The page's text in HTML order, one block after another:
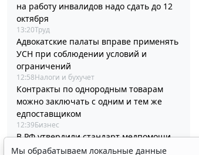
на работу инвалидов надо сдать до 12
октября
13:20Труд
Адвокатские палаты вправе применять
УСН при соблюдении условий и
ограничений
12:58Налоги и бухучет
Контракты по однородным товарам
можно заключать с одним и тем же
едпоставщиком
12:39Бизнес
В РФ утвердили стандарт медпомощи
детям при наследственной
Мы обрабатываем локальные данные